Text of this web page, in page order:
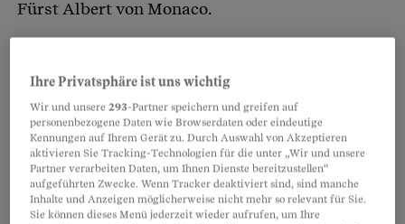
Fürst Albert von Monaco.
Partnerinhalte
Ihre Privatsphäre ist uns wichtig
Wir und unsere293-Partner speichern und greifen auf
personenbezogene Daten wie Browserdaten oder eindeutige
Kennungen auf Ihrem Gerät zu. Durch Auswahl von Akzeptieren
aktivieren Sie Tracking-Technologien für die unter „Wir und unsere
Partner verarbeiten Daten, um Ihnen Dienste bereitzustellen“
aufgeführten Zwecke. Wenn Tracker deaktiviert sind, sind manche
Inhalte und Anzeigen möglicherweise nicht mehr so relevant für Sie.
Sie können dieses Menü jederzeit wieder aufrufen, um Ihre